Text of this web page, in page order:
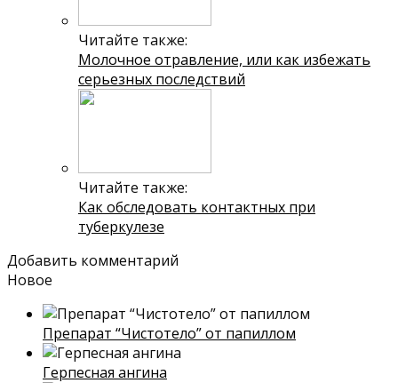
Читайте также:
Молочное отравление, или как избежать
серьезных последствий
Читайте также:
Как обследовать контактных при
туберкулезе
Добавить комментарий
Новое
Препарат “Чистотело” от папиллом
Герпесная ангина